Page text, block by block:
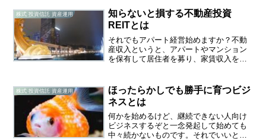
たことは証券会社の口座を作ることでし
た。そして最初は3千...
株式 投資信託 資産運用
知らないと損する不動産投資
REITとは
それでもアパート経営始めますか？不動
産収入というと、アパートやマンション
を保有して居住者を募り、家賃収入を得
のこと、中古物件でも数千万単位で購入
資金が必要です。また、借り...
株式 投資信託 資産運用
ほったらかしでも勝手に育つビジ
ネスとは
何かを始めるけど、継続できない人向け
ビジネスするぞと一念発起して始めても
中々続かないものです。それでいいと僕